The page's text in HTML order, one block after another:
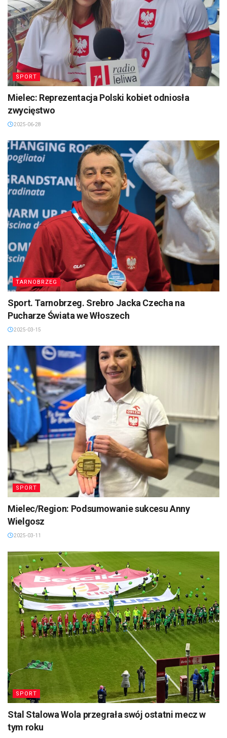
SPORT
Mielec: Reprezentacja Polski kobiet odniosła
zwycięstwo
2025-06-28
TARNOBRZEG
Sport. Tarnobrzeg. Srebro Jacka Czecha na
Pucharze Świata we Włoszech
2025-03-15
SPORT
Mielec/Region: Podsumowanie sukcesu Anny
Wielgosz
2025-03-11
SPORT
Stal Stalowa Wola przegrała swój ostatni mecz w
tym roku